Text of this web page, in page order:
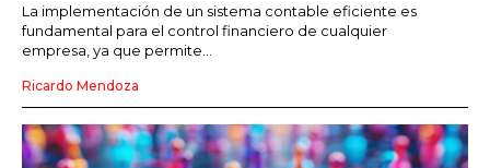
La implementación de un sistema contable eficiente es
fundamental para el control financiero de cualquier
empresa, ya que permite...
Ricardo Mendoza